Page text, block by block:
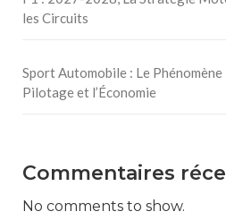
les Circuits
Sport Automobile : Le
Pilotage et l’Économie
Commentaires
No comments to show.